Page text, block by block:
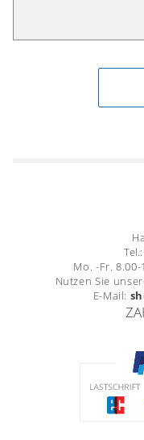
Tel.:
Mo. -Fr.
Nutzen Sie
E-Mail: